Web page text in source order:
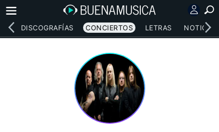
DISCOGRAFÍAS CONCIERTOS LETRAS NOTICIAS